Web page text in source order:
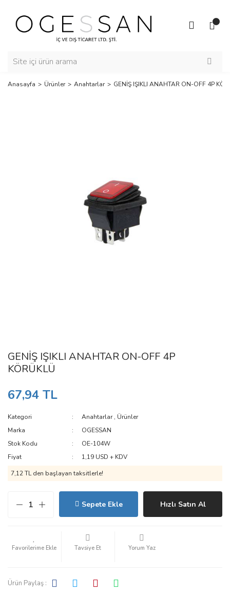
Anasayfa Ürünler Anahtarlar GENİŞ IŞIKLI ANAHTAR ON-OFF 4P
GENİŞ IŞIKLI ANAHTAR ON-OFF 4P
KÖRÜKLÜ
67,94 TL
Kategori Anahtarlar, Ürünler
Marka
OGESSAN
Stok Kodu
OE-104W
Fiyat
1,19 USD + KDV
7,12 TL den başlayan taksitlerle!
Sepete Ekle Hızlı Satın Al
Tavsiye Et Yorum Yaz
Ürün Paylaş :